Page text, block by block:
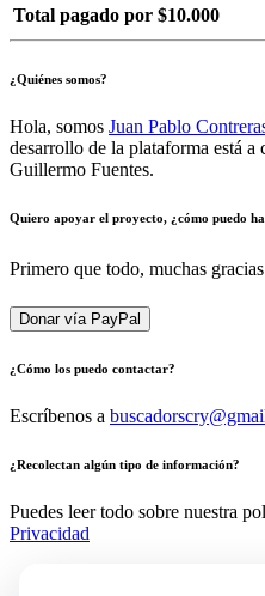
Total pagado por $10.000
¿Quiénes somos?
Hola, somos Juan Pablo
desarrollo de la plataforma está
Guillermo Fuentes.
Quiero apoyar el proyecto, ¿cómo puedo
Primero que todo, muchas
Donar vía PayPal
¿Cómo los puedo contactar?
Escríbenos a
¿Recolectan algún tipo de información?
Puedes leer todo sobre nuestra
Privacidad